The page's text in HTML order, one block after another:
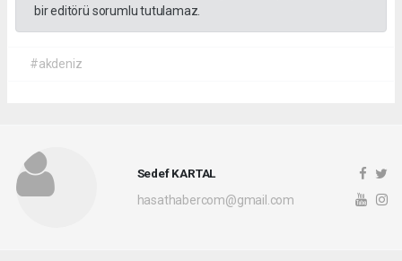
bir editörü sorumlu tutulamaz.
#akdeniz
Sedef KARTAL
hasathabercom@gmail.com